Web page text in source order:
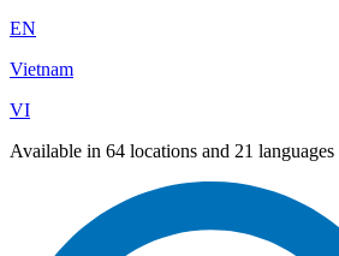
EN
Vietnam
VI
Available in 64 locations and 21 languages